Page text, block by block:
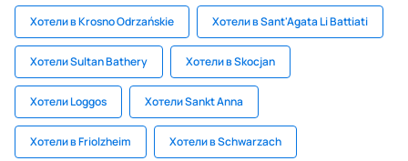
Хотели в Krosno Odrzańskie Хотели в Sant'Agata Li Battiati
Хотели Sultan Bathery Хотели в Skocjan
Хотели Loggos Хотели Sankt Anna
Хотели в Friolzheim Хотели в Schwarzach